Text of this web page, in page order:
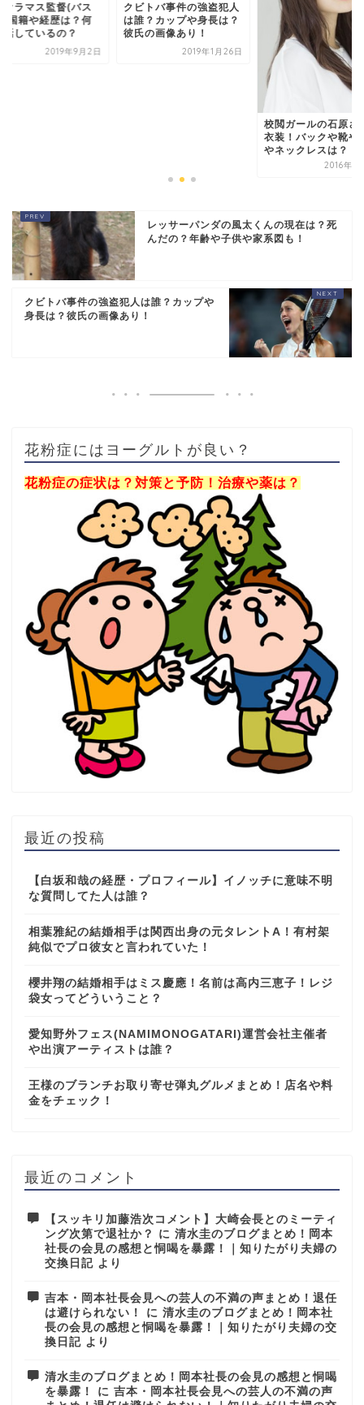
オラマス監督(バス
国籍や経歴は？何
話しているの？
2019年9月2日
クビトバ事件の強盗犯人
は誰？カップや身長は？
彼氏の画像あり！
2019年1月26日
校閲ガールの石原さ
衣装！バックや靴や
やネックレスは？
2016年8
レッサーパンダの風太くんの現在は？死
んだの？年齢や子供や家系図も！
クビトバ事件の強盗犯人は誰？カップや
身長は？彼氏の画像あり！
花粉症にはヨーグルトが良い？
花粉症の症状は？対策と予防！治療や薬は？
最近の投稿
【白坂和哉の経歴・プロフィール】イノッチに意味不明
な質問してた人は誰？
相葉雅紀の結婚相手は関西出身の元タレントA！有村架
純似でプロ彼女と言われていた！
櫻井翔の結婚相手はミス慶應！名前は高内三恵子！レジ
袋女ってどういうこと？
愛知野外フェス(NAMIMONOGATARI)運営会社主催者
や出演アーティストは誰？
王様のブランチお取り寄せ弾丸グルメまとめ！店名や料
金をチェック！
最近のコメント
【スッキリ加藤浩次コメント】大崎会長とのミーティ
ング次第で退社か？
に 清水圭のブログまとめ！岡本
社長の会見の感想と恫喝を暴露！｜知りたがり夫婦の
交換日記 より
吉本・岡本社長会見への芸人の不満の声まとめ！退任
は避けられない！
に 清水圭のブログまとめ！岡本社
長の会見の感想と恫喝を暴露！｜知りたがり夫婦の交
換日記 より
清水圭のブログまとめ！岡本社長の会見の感想と恫喝
を暴露！
に 吉本・岡本社長会見への芸人の不満の声